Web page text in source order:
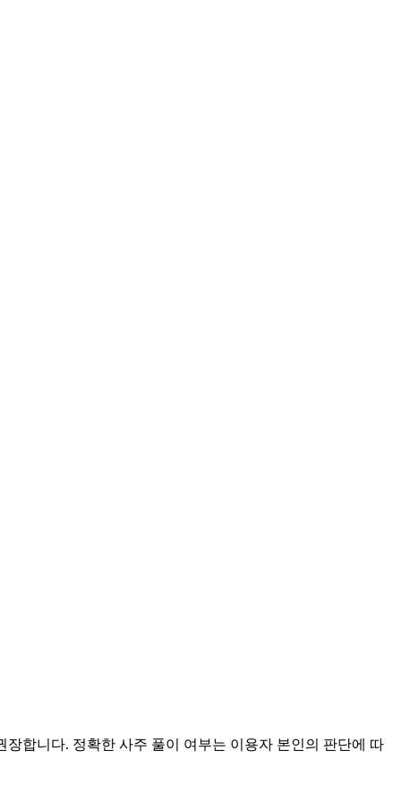
합니다. 정확한 사주 풀이 여부는 이용자 본인의 판단에 따